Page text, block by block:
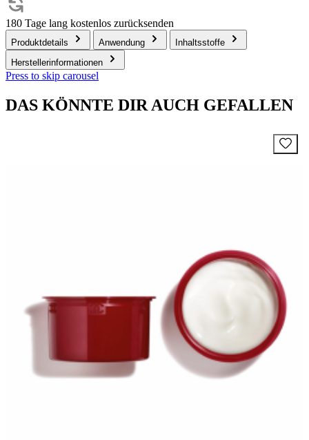
180 Tage lang kostenlos zurücksenden
Produktdetails Anwendung
Inhaltsstoffe
Herstellerinformationen
Press to skip carousel
DAS KÖNNTE DIR AUCH GEFALLEN